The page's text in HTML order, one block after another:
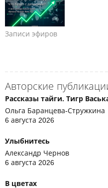
Записи эфиров
Авторские
Рассказы тайги. Тигр
Ольга Баранцева-Стружкина
6 августа 2026
Улыбнитесь
Александр Чернов
6 августа 2026
В цветах